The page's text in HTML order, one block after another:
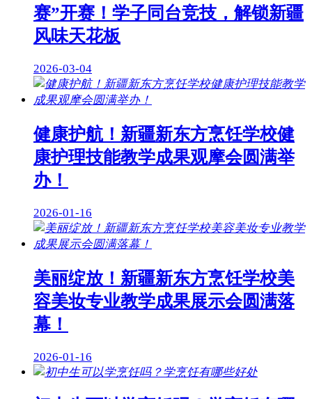
赛”开赛！学子同台竞技，解锁新疆
风味天花板
2026-03-04
健康护航！新疆新东方烹饪学校健
康护理技能教学成果观摩会圆满举
办！
2026-01-16
美丽绽放！新疆新东方烹饪学校美
容美妆专业教学成果展示会圆满落
幕！
2026-01-16